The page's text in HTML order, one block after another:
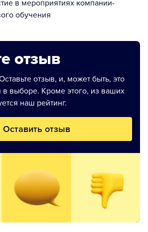
в мероприятиях компании-
обучения
отзыв
отзыв, и, может быть, это
в выборе. Кроме этого, из ваших
наш рейтинг.
Оставить отзыв